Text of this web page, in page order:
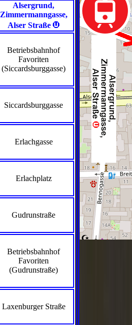
Alsergrund,
Zimmermanngasse,
Alser Straße >
Betriebsbahnhof
Favoriten
(Siccardsburggasse)
Siccardsburggasse
Erlachgasse
Erlachplatz
Gudrunstraße
Betriebsbahnhof
Favoriten
(Gudrunstraße)
Laxenburger Straße